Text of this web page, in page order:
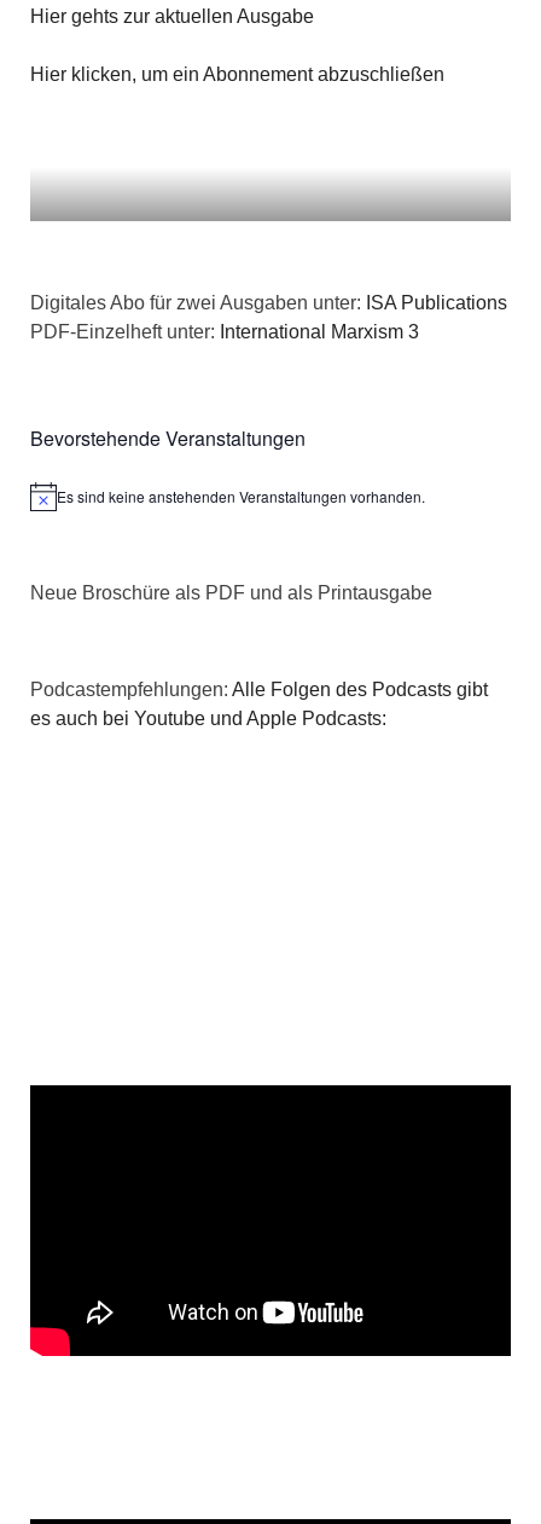
Hier gehts zur aktuellen Ausgabe
Hier klicken, um ein Abonnement abzuschließen
Digitales Abo für zwei Ausgaben unter: ISA Publications
PDF-Einzelheft unter: International Marxism 3
Bevorstehende Veranstaltungen
HinweisEs sind keine anstehenden Veranstaltungen vorhanden.
Neue Broschüre als PDF und als Printausgabe
Podcastempfehlungen: Alle Folgen des Podcasts gibt
es auch bei Youtube und Apple Podcasts: